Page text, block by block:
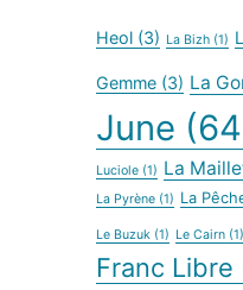
Heol (3) La Bizh (1)
Gemme (3) La
June
Luciole (1) La
La Pyrène (1) La
Le Buzuk (1) Le Cairn (1)
Franc Libre